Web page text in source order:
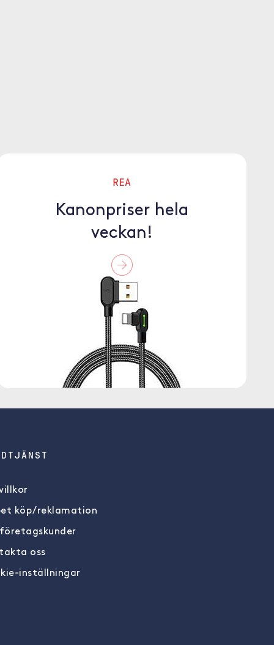
REA
Kanonpriser hela
veckan!
köp/reklamation
oss
inställningar